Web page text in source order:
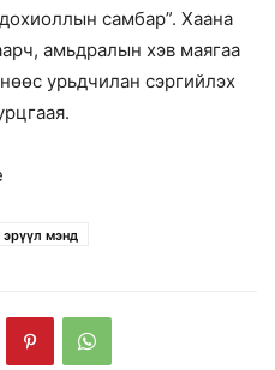
самбар”. Хаана
амьдралын хэв маягаа
урьдчилан сэргийлэх
эрүүл мэнд